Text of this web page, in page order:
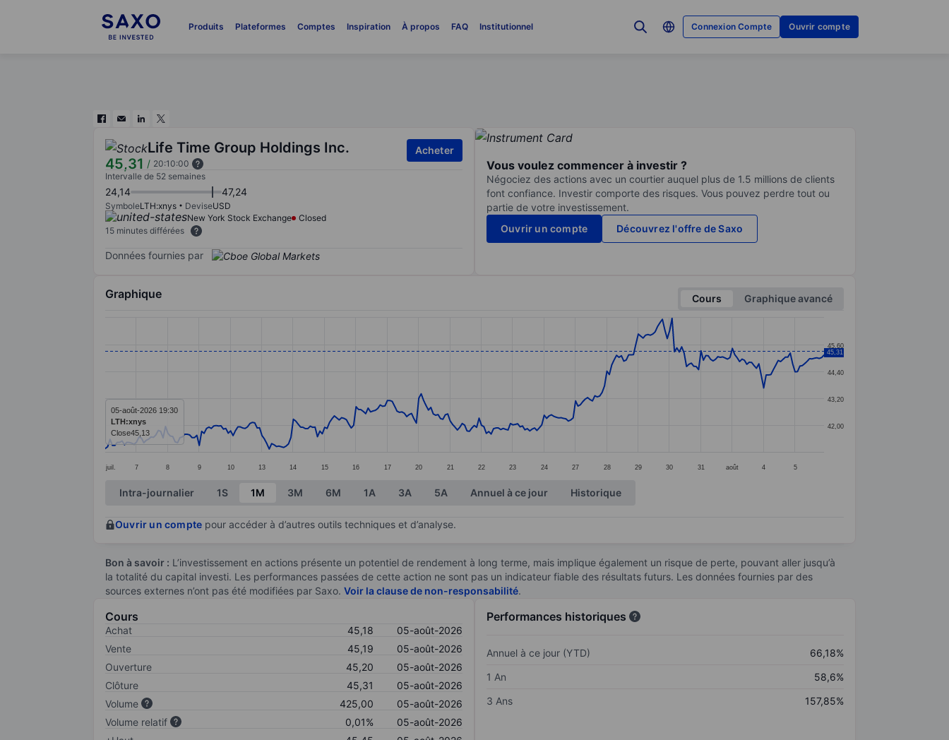
Produits Plateformes Comptes Inspiration À propos FAQ Institutionnel Connexion Compte Ouvrir compte
Life Time Group Holdings Inc.
45,31 / 20:10:00
Acheter
Intervalle de 52 semaines
24,14 47,24
SymboleLTH:xnys DeviseUSD
New York Stock Exchange
Closed
15 minutes différées
Données fournies par
Vous voulez commencer à investir ?
Négociez des actions avec un courtier auquel plus de 1.5 millions de clients
font confiance. Investir comporte des risques. Vous pouvez perdre tout ou
partie de votre investissement.
Ouvrir un compte
Découvrez l'offre de Saxo
Graphique Cours
Graphique avancé
Line chart with 299 data points.
The chart has 1 Y axis displaying values. Data ranges from 40.93 to 46.78.
juil. 7 8 9 10 13 14 15 16 17 20 21 22 23 24 27 28 29 30 31 août 4 5
42,00
43,20
44,40
45,60
45,31
05-août-2026 19:30
LTH:xnys
Close45,13
End of interactive chart.
Intra-journalier 1S 1M 3M 6M 1A 3A 5A Annuel à ce jour Historique
Ouvrir un compte pour accéder à d’autres outils techniques et d’analyse.
Bon à savoir : L’investissement en actions présente un potentiel de rendement à long terme, mais implique également un risque de perte, pouvant aller jusqu’à
la totalité du capital investi. Les performances passées de cette action ne sont pas un indicateur fiable des résultats futurs. Les données fournies par des
sources externes n’ont pas été modifiées par Saxo. Voir la clause de non-responsabilité.
Cours
Achat 45,18
05-août-2026
Vente
45,19
05-août-2026
Ouverture
45,20
05-août-2026
Clôture
45,31
05-août-2026
Volume
425,00
05-août-2026
Volume relatif
0,01%
05-août-2026
Performances historiques
Annuel à ce jour (YTD)
66,18%
1 An
58,6%
3 Ans
157,85%